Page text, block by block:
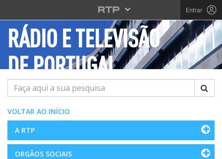
Saltar para o conteúdo principal
Entrar
RÁDIO E TELEVISÃO
DE PORTUGAL
Pesquisar
VOLTAR AO INÍCIO
A RTP
ORGÃOS SOCIAIS